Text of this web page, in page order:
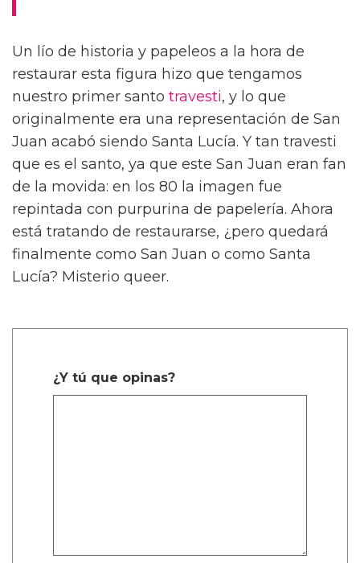
Un lío de historia y papeleos a la hora de
restaurar esta figura hizo que tengamos
nuestro primer santo travesti, y lo que
originalmente era una representación de San
Juan acabó siendo Santa Lucía. Y tan travesti
que es el santo, ya que este San Juan eran fan
de la movida: en los 80 la imagen fue
repintada con purpurina de papelería. Ahora
está tratando de restaurarse, ¿pero quedará
finalmente como San Juan o como Santa
Lucía? Misterio queer.
¿Y tú que opinas?